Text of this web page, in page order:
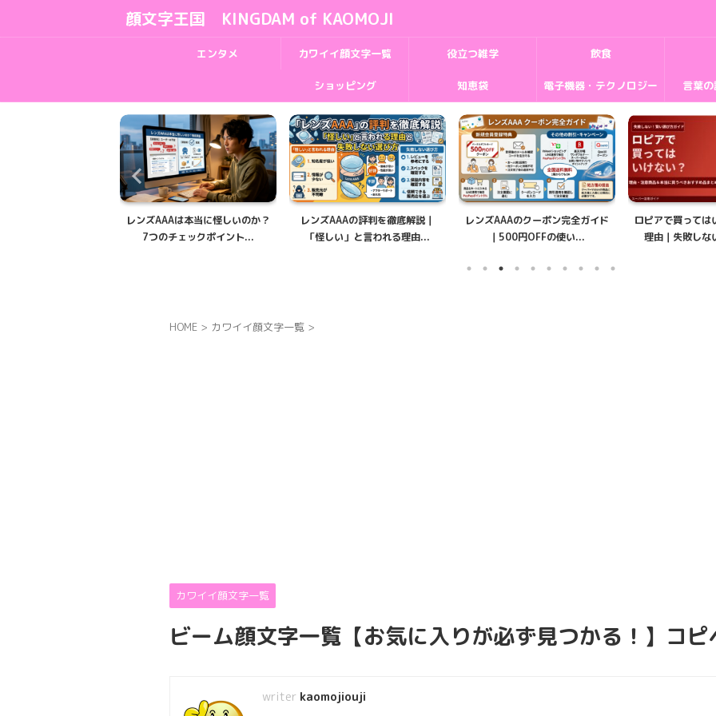
顔文字王国 KINGDAM of KAOMOJI
エンタメ カワイイ顔文字一覧 役立つ雑学 飲食
ショッピング 知恵袋 電子機器・テクノロジー 言葉
レンズAAAは本当に怪しいのか？
7つのチェックポイント...
レンズAAAの評判を徹底解説｜
「怪しい」と言われる理由...
レンズAAAのクーポン完全ガイド
｜500円OFFの使い...
ロピアで買っては
理由｜失敗しな
HOME > カワイイ顔文字一覧 >
カワイイ顔文字一覧
ビーム顔文字一覧【お気に入りが必ず見つかる！】コピ
kaomojiouji